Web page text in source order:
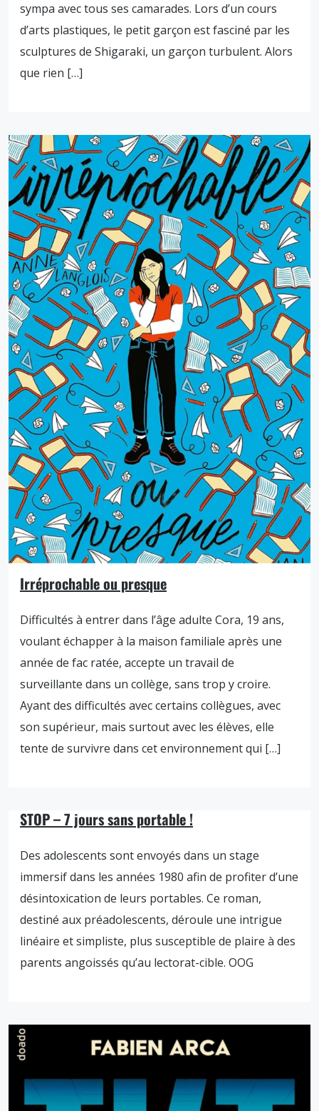
sympa avec tous ses camarades. Lors d’un cours
d’arts plastiques, le petit garçon est fasciné par les
sculptures de Shigaraki, un garçon turbulent. Alors
que rien […]
Irréprochable ou presque
Difficultés à entrer dans l’âge adulte Cora, 19 ans,
voulant échapper à la maison familiale après une
année de fac ratée, accepte un travail de
surveillante dans un collège, sans trop y croire.
Ayant des difficultés avec certains collègues, avec
son supérieur, mais surtout avec les élèves, elle
tente de survivre dans cet environnement qui […]
STOP – 7 jours sans portable !
Des adolescents sont envoyés dans un stage
immersif dans les années 1980 afin de profiter d’une
désintoxication de leurs portables. Ce roman,
destiné aux préadolescents, déroule une intrigue
linéaire et simpliste, plus susceptible de plaire à des
parents angoissés qu’au lectorat-cible. OOG